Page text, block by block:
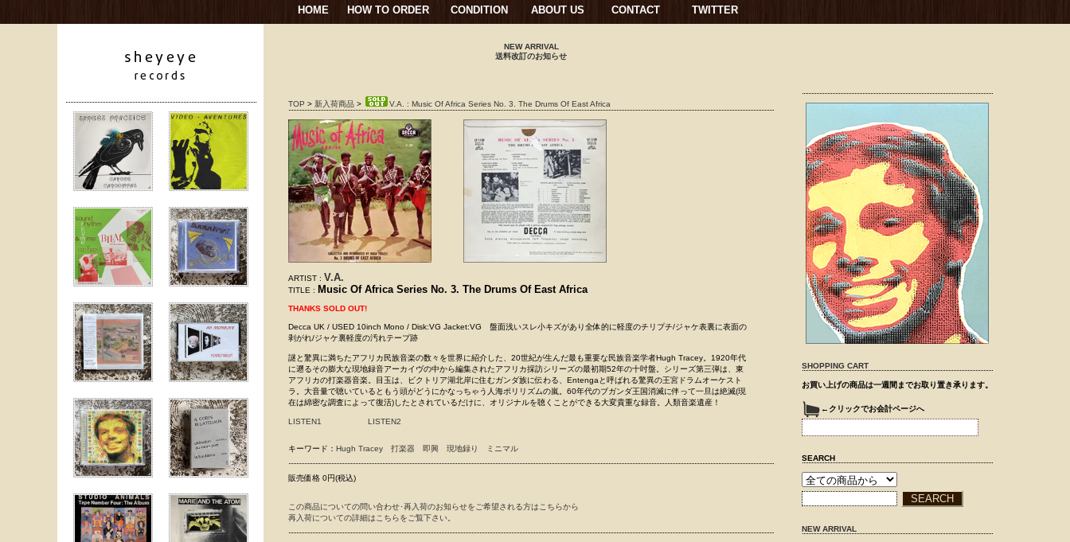
HOME HOW TO ORDER CONDITION ABOUT US CONTACT TWITTER
NEW ARRIVAL
送料改訂のお知らせ
TOP > 新入荷商品 > V.A. : Music Of Africa Series No. 3. The Drums Of East Africa
ARTIST : V.A.
TITLE : Music Of Africa Series No. 3. The Drums Of East Africa
THANKS SOLD OUT!
Decca UK / USED 10inch Mono / Disk:VG Jacket:VG 盤面浅いスレ小キズがあり全体的に軽度のチリプチ/ジャケ表裏に表面の
剥がれ/ジャケ裏軽度の汚れテープ跡
謎と驚異に満ちたアフリカ民族音楽の数々を世界に紹介した、20世紀が生んだ最も重要な民族音楽学者Hugh Tracey。1920年代
に遡るその膨大な現地録音アーカイヴの中から編集されたアフリカ採訪シリーズの最初期52年の十吋盤。シリーズ第三弾は、東
アフリカの打楽器音楽。目玉は、ビクトリア湖北岸に住むガンダ族に伝わる、Entengaと呼ばれる驚異の王宮ドラムオーケスト
ラ。大音量で聴いているともう頭がどうにかなっちゃう人海ポリリズムの嵐。60年代のブガンダ王国消滅に伴って一旦は絶滅(現
在は綿密な調査によって復活)したとされているだけに、オリジナルを聴くことができる大変貴重な録音。人類音楽遺産！
LISTEN1 LISTEN2
キーワード： Hugh Tracey 打楽器 即興 現地録り ミニマル
販売価格 0円(税込)
この商品についての問い合わせ･再入荷のお知らせをご希望される方はこちらから
再入荷についての詳細はこちらをご覧下さい。
SHOPPING CART
お買い上げの商品は一週間までお取り置き承ります。
←クリックでお会計ページへ
SEARCH
NEW ARRIVAL